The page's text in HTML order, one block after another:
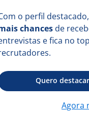
o perfil
chances de
e fica no
Quero
Agora